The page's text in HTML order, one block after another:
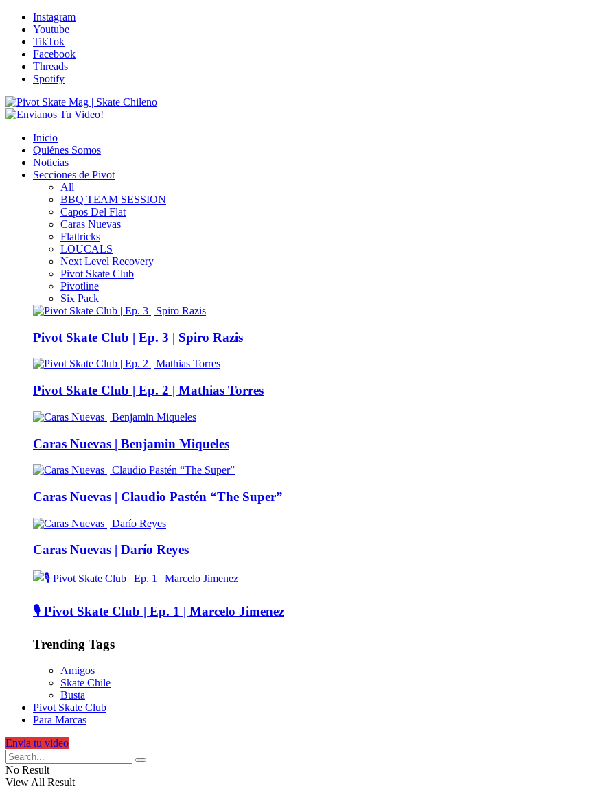
Instagram
Youtube
TikTok
Facebook
Threads
Spotify
Inicio
Quiénes Somos
Noticias
Secciones de Pivot
All
BBQ TEAM SESSION
Capos Del Flat
Caras Nuevas
Flattricks
LOUCALS
Next Level Recovery
Pivot Skate Club
Pivotline
Six Pack
Pivot Skate Club | Ep. 3 | Spiro Razis
Pivot Skate Club | Ep. 2 | Mathias Torres
Caras Nuevas | Benjamin Miqueles
Caras Nuevas | Claudio Pastén “The Super”
Caras Nuevas | Darío Reyes
🎙️ Pivot Skate Club | Ep. 1 | Marcelo Jimenez
Trending Tags
Amigos
Skate Chile
Busta
Pivot Skate Club
Para Marcas
Envía tu video
No Result
View All Result